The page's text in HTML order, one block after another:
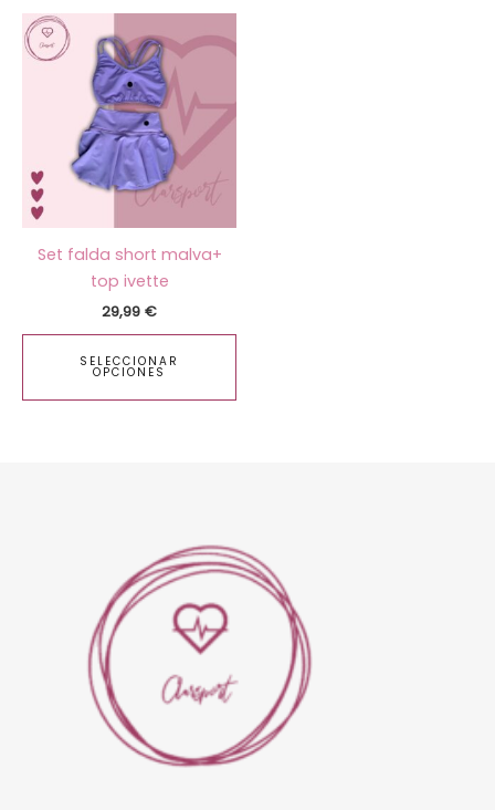
Set falda short malva+
top ivette
29,99 €
SELECCIONAR
OPCIONES
producto
múltiples
producto